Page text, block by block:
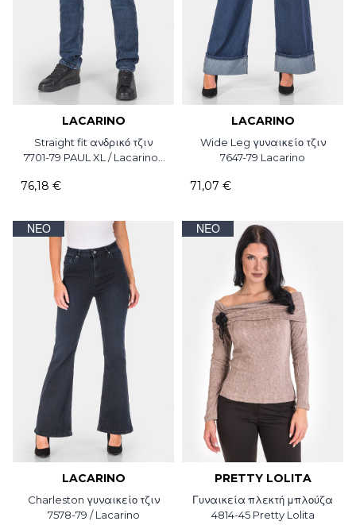
LACARINO
Straight fit ανδρικό τζιν
7701-79 PAUL XL / Lacarino /
76,18 €
LACARINO
Wide Leg γυναικείο τζιν
7647-79 Lacarino
71,07 €
ΝΈΟ
LACARINO
Charleston γυναικείο τζιν
7578-79 / Lacarino
ΝΈΟ
PRETTY LOLITA
Γυναικεία πλεκτή μπλούζα
4814-45 Pretty Lolita